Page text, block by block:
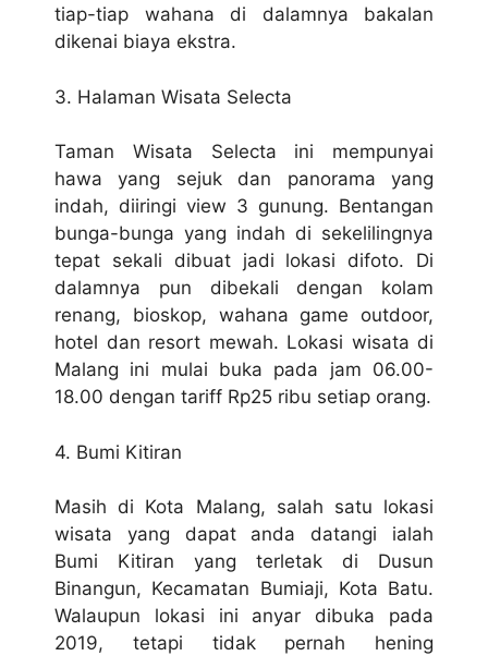
tiap-tiap wahana di dalamnya bakalan
dikenai biaya ekstra.
3. Halaman Wisata Selecta
Taman Wisata Selecta ini mempunyai
hawa yang sejuk dan panorama yang
indah, diiringi view 3 gunung. Bentangan
bunga-bunga yang indah di sekelilingnya
tepat sekali dibuat jadi lokasi difoto. Di
dalamnya pun dibekali dengan kolam
renang, bioskop, wahana game outdoor,
hotel dan resort mewah. Lokasi wisata di
Malang ini mulai buka pada jam 06.00-
18.00 dengan tariff Rp25 ribu setiap orang.
4. Bumi Kitiran
Masih di Kota Malang, salah satu lokasi
wisata yang dapat anda datangi ialah
Bumi Kitiran yang terletak di Dusun
Binangun, Kecamatan Bumiaji, Kota Batu.
Walaupun lokasi ini anyar dibuka pada
2019, tetapi tidak pernah hening